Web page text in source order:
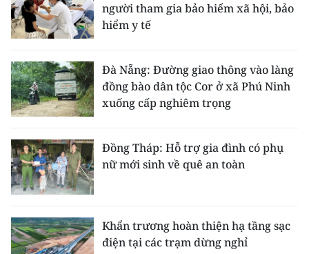
người tham gia bảo hiểm xã hội, bảo
hiểm y tế
Đà Nẵng: Đường giao thông vào làng
đồng bào dân tộc Cor ở xã Phú Ninh
xuống cấp nghiêm trọng
Đồng Tháp: Hỗ trợ gia đình có phụ
nữ mới sinh về quê an toàn
Khẩn trương hoàn thiện hạ tầng sạc
điện tại các trạm dừng nghỉ